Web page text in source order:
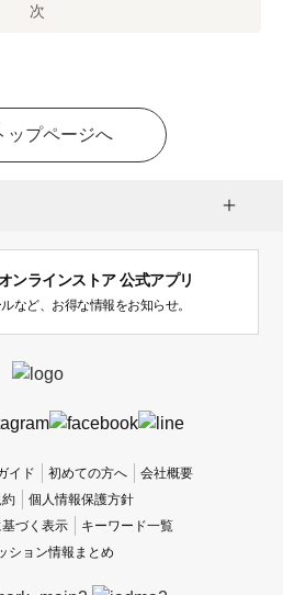
次
ップページへ
ンラインストア 公式アプリ
など、お得な情報をお知らせ。
イド 初めての方へ
会社概要
約
個人情報保護方針
づく表示
キーワード一覧
ション情報まとめ